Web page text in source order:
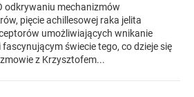
odkrywaniu mechanizmów
pięcie achillesowej raka jelita
umożliwiających wnikanie
świecie tego, co dzieje się
z Krzysztofem...